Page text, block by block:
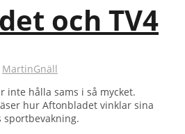
och TV4
MartinGnäll
inte hålla sams i så mycket.
hur Aftonbladet vinklar sina
sportbevakning.